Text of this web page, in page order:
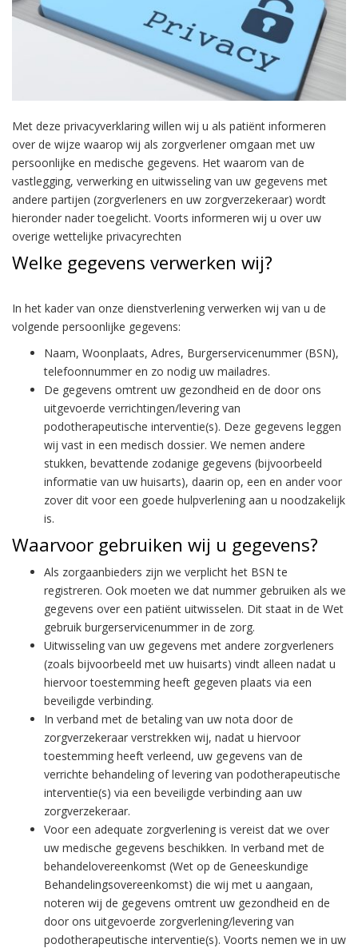
Met deze privacyverklaring willen wij u als patiënt informeren
over de wijze waarop wij als zorgverlener omgaan met uw
persoonlijke en medische gegevens. Het waarom van de
vastlegging, verwerking en uitwisseling van uw gegevens met
andere partijen (zorgverleners en uw zorgverzekeraar) wordt
hieronder nader toegelicht. Voorts informeren wij u over uw
overige wettelijke privacyrechten
Welke gegevens verwerken wij?
In het kader van onze dienstverlening verwerken wij van u de
volgende persoonlijke gegevens:
Naam, Woonplaats, Adres, Burgerservicenummer (BSN),
telefoonnummer en zo nodig uw mailadres.
De gegevens omtrent uw gezondheid en de door ons
uitgevoerde verrichtingen/levering van
podotherapeutische interventie(s). Deze gegevens leggen
wij vast in een medisch dossier. We nemen andere
stukken, bevattende zodanige gegevens (bijvoorbeeld
informatie van uw huisarts), daarin op, een en ander voor
zover dit voor een goede hulpverlening aan u noodzakelijk
is.
Waarvoor gebruiken wij u gegevens?
Als zorgaanbieders zijn we verplicht het BSN te
registreren. Ook moeten we dat nummer gebruiken als we
gegevens over een patiënt uitwisselen. Dit staat in de Wet
gebruik burgerservicenummer in de zorg.
Uitwisseling van uw gegevens met andere zorgverleners
(zoals bijvoorbeeld met uw huisarts) vindt alleen nadat u
hiervoor toestemming heeft gegeven plaats via een
beveiligde verbinding.
In verband met de betaling van uw nota door de
zorgverzekeraar verstrekken wij, nadat u hiervoor
toestemming heeft verleend, uw gegevens van de
verrichte behandeling of levering van podotherapeutische
interventie(s) via een beveiligde verbinding aan uw
zorgverzekeraar.
Voor een adequate zorgverlening is vereist dat we over
uw medische gegevens beschikken. In verband met de
behandelovereenkomst (Wet op de Geneeskundige
Behandelingsovereenkomst) die wij met u aangaan,
noteren wij de gegevens omtrent uw gezondheid en de
door ons uitgevoerde zorgverlening/levering van
podotherapeutische interventie(s). Voorts nemen we in uw